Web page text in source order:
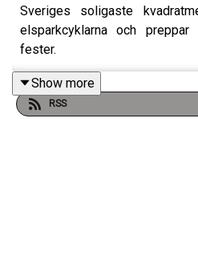
Sveriges soligaste
elsparkcyklarna och
fester.
Show more
RSS